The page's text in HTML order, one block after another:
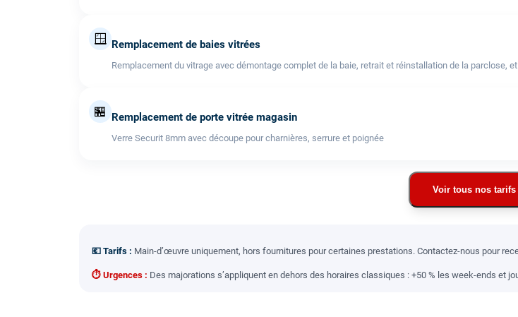
🪟 Remplacement de baies vitrées
Remplacement du vitrage avec démontage complet de la baie, retrait et réinstallation de la parclose,
🏪 Remplacement de porte vitrée magasin
Verre Securit 8mm avec découpe pour charnières, serrure et poignée
Voir tous nos tarifs
💶 Tarifs : Main-d’œuvre uniquement, hors fournitures pour certaines prestations. Contactez-nous pour
⏱ Urgences : Des majorations s’appliquent en dehors des horaires classiques : +50 % les week-ends et